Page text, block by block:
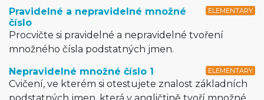
ELEMENTARY
Pravidelné a nepravidelné množné
číslo
Procvičte si pravidelné a nepravidelné tvoření
množného čísla podstatných jmen.
ELEMENTARY
Nepravidelné množné číslo 1
Cvičení, ve kterém si otestujete znalost základních